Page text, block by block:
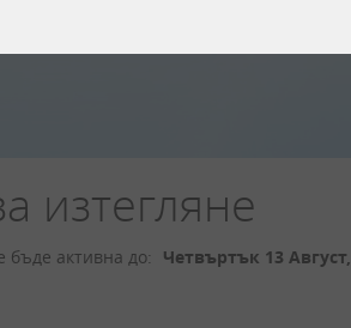
изтегляне
бъде активна до: Четвъртък 13 Август,